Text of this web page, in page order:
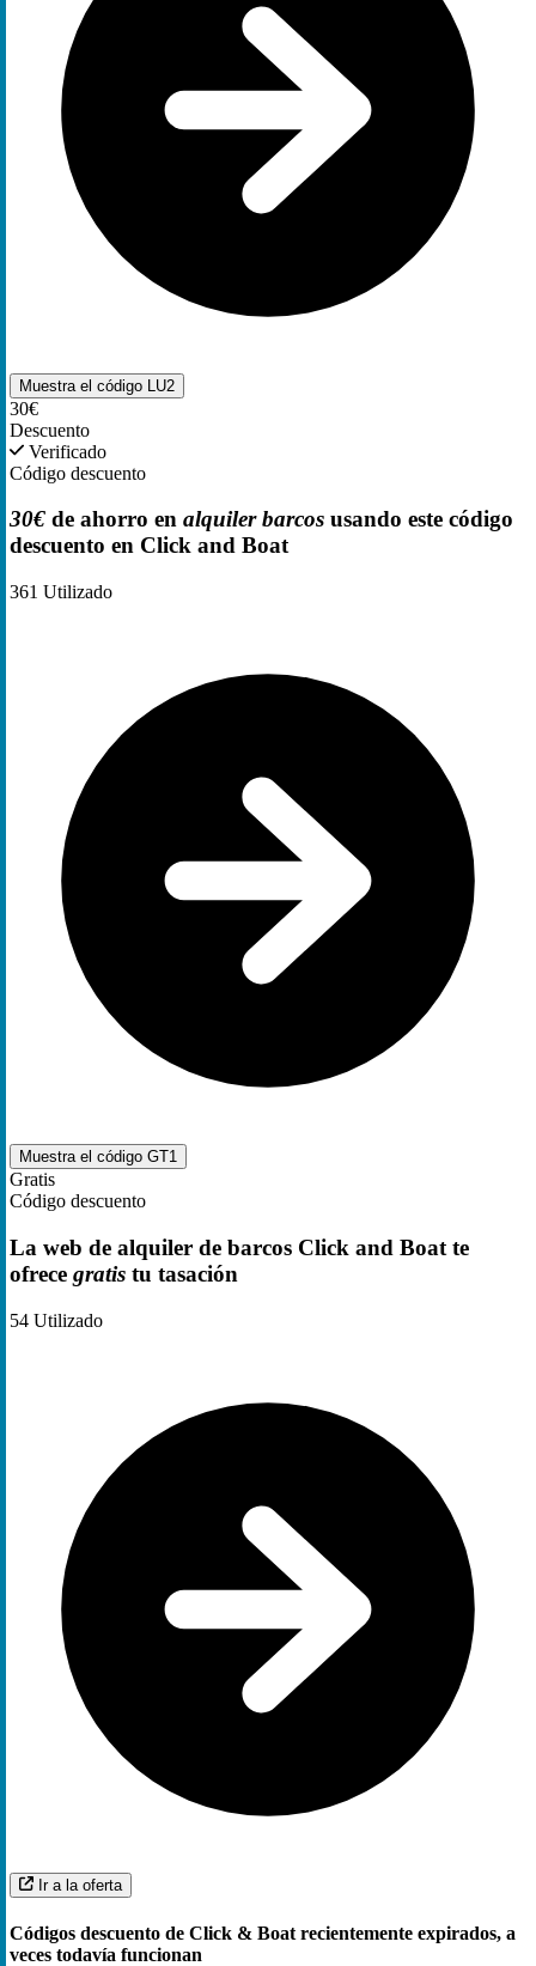
Muestra el código LU2
30€
Descuento
Verificado
Código descuento
30€ de ahorro en alquiler barcos usando este código
descuento en Click and Boat
361 Utilizado
Muestra el código GT1
Gratis
Código descuento
La web de alquiler de barcos Click and Boat te
ofrece gratis tu tasación
54 Utilizado
Ir a la oferta
Códigos descuento de Click & Boat recientemente expirados, a
veces todavía funcionan